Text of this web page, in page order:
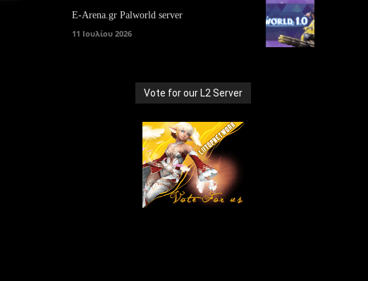
E-Arena.gr Palworld server
11 Ιουλίου 2026
Vote for our L2 Server